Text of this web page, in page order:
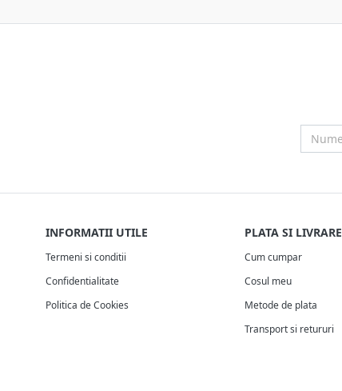
INFORMATII UTILE
Termeni si conditii
Confidentialitate
Politica de Cookies
PLATA SI LIVRARE
Cum cumpar
Cosul meu
Metode de plata
Transport si retururi